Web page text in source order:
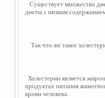
Существует множество
диеты с низким
Так что же такое
Холестерин является
продуктах питания
крови человека.